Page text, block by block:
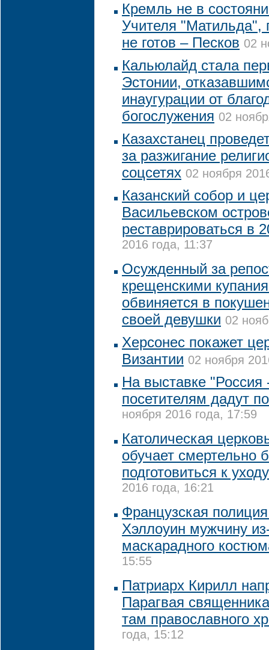
Кремль не в
Учителя "Матильда",
не готов – Песков 02
Кальюлайд стала
Эстонии,
инаугурации от
богослужения 02
Казахстанец
за разжигание
соцсетях 02 ноября
Казанский собор и
Васильевском
реставрироваться в
2016 года, 11:37
Осужденный за
крещенскими
обвиняется в
своей девушки 02
Херсонес покажет
Византии 02 ноября
На выставке "Россия
посетителям дадут
ноября 2016 года, 17:59
Католическая
обучает смертельно
подготовиться к
2016 года, 16:21
Французская
Хэллоуин мужчину
маскарадного
15:55
Патриарх Кирилл
Парагвая
там православного
года, 15:12